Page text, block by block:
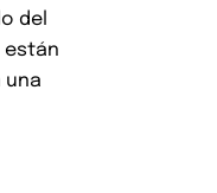
del
están
una